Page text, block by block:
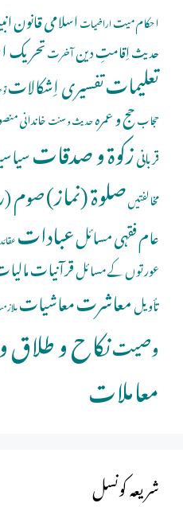
احکام میتاراضیاتاسلامی قانون
حدیثاِقامتِ دینآخرتتحریک
تعلیماتتفسیری اِشکالات
حجابحج و عمرہحدیث و سنتخاندانی
قربانیزکوۃ و صدقات
مخالفتیںصلوة (نماز)صوم
عام فقہی مسائلعبادات
عورتوں کے مسائلقرآنیات
تأویلمعاشرتمعاشیات
وصیتنکاح و طلاق
معاملات
شریعہ کونسل